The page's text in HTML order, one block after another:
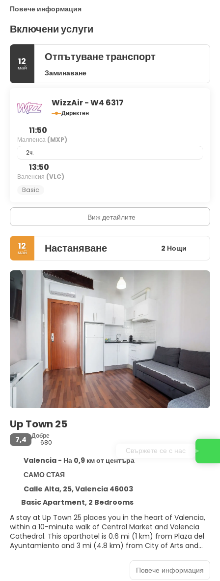
Повече информация
Включени услуги
12
май
Отпътуване транспорт
Заминаване
WizzAir - W4 6317
Директен
11:50
Малпенса (MXP)
2ч.
13:50
Валенсия (VLC)
Basic
Виж детайлите
12
май Настаняване 2 Нощи
Up Town 25
7,4
Добре
680
Valencia - На 0,9 км от центъра
САМО СТАЯ
Calle Alta, 25, Valencia 46003
Basic Apartment, 2 Bedrooms
A stay at Up Town 25 places you in the heart of Valencia,
within a 10-minute walk of Central Market and Valencia
Cathedral. This aparthotel is 0.6 mi (1 km) from Plaza del
Ayuntamiento and 3 mi (4.8 km) from City of Arts and
Make use of convenient amenities, which include
Повече информация
Свържете се с нас